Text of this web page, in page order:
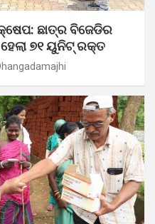
ଛାତ୍ର ବିଜେଡିର
୭୧ ୟୁନିଟ୍ ରକ୍ତ